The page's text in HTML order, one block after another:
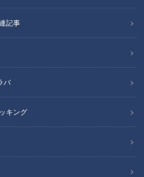
記事
バ
キング
期待に胸をふくらませる４月は
なトピックスを取り上げます。